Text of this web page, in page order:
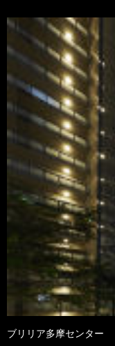
ブリリア多摩センター